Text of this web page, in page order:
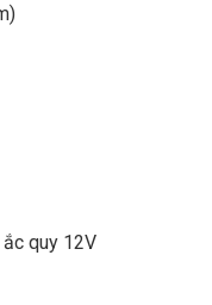
quy 12V